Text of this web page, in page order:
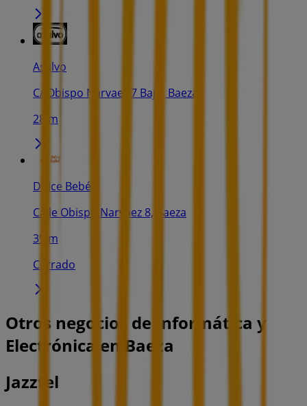
Asalvo
C/ Obispo Narvaez 7 Bajo, Baeza
28 m
Dulce Bebé
Calle Obispo Narváez 8, Baeza
39 m
Cerrado
Otros negocios de Informática y
Electrónica en Baeza
Jazztel